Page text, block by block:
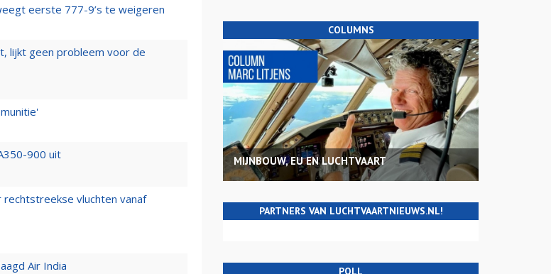
eerste 777-9’s te weigeren
lijkt geen probleem voor de
900 uit
rechtstreekse vluchten vanaf
Air India
COLUMNS
MIJNBOUW, EU EN LUCHTVAART
PARTNERS VAN LUCHTVAARTNIEUWS.NL!
POLL